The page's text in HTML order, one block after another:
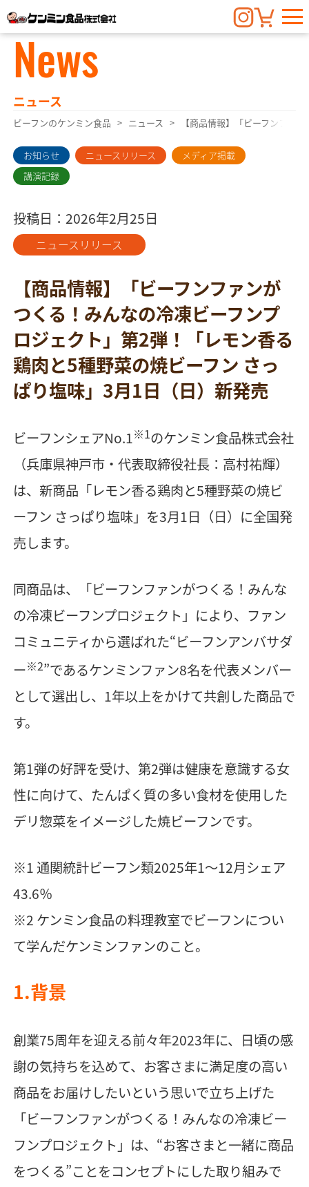
News
ニュース
ビーフンのケンミン食品 ニュース 【商品情報】「ビーフンファ
お知らせ ニュースリリース
メディア掲載
講演記録
投稿日：2026年2月25日
ニュースリリース
【商品情報】「ビーフンファンが
つくる！みんなの冷凍ビーフンプ
ロジェクト」第2弾！「レモン香る
鶏肉と5種野菜の焼ビーフン さっ
ぱり塩味」3月1日（日）新発売
ビーフンシェアNo.1※1のケンミン食品株式会社
（兵庫県神戸市・代表取締役社長：高村祐輝）
は、新商品「レモン香る鶏肉と5種野菜の焼ビ
ーフン さっぱり塩味」を3月1日（日）に全国発
売します。
同商品は、「ビーフンファンがつくる！みんな
の冷凍ビーフンプロジェクト」により、ファン
コミュニティから選ばれた“ビーフンアンバサダ
ー※2”であるケンミンファン8名を代表メンバー
として選出し、1年以上をかけて共創した商品で
す。
第1弾の好評を受け、第2弾は健康を意識する女
性に向けて、たんぱく質の多い食材を使用した
デリ惣菜をイメージした焼ビーフンです。
※1 通関統計ビーフン類2025年1〜12月シェア
43.6％
※2 ケンミン食品の料理教室でビーフンについ
て学んだケンミンファンのこと。​
1.背景
創業75周年を迎える前々年2023年に、日頃の感
謝の気持ちを込めて、お客さまに満足度の高い
商品をお届けしたいという思いで立ち上げた
「ビーフンファンがつくる！みんなの冷凍ビー
フンプロジェクト」は、“お客さまと一緒に商品
をつくる”ことをコンセプトにした取り組みで